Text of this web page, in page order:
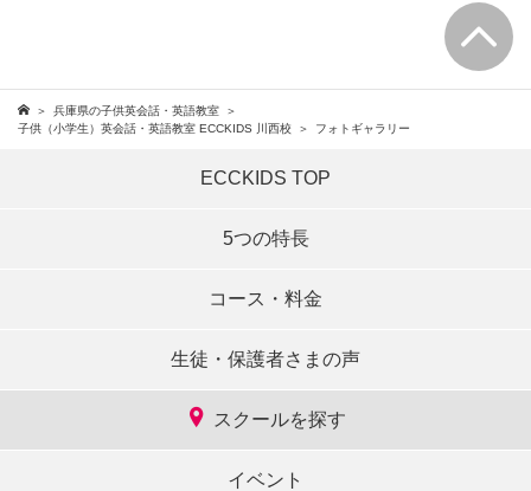
兵庫県の子供英会話・英語教室
子供（小学生）英会話・英語教室 ECCKIDS 川西校
フォトギャラリー
ECCKIDS TOP
5つの特長
コース・料金
生徒・保護者さまの声
スクールを探す
イベント